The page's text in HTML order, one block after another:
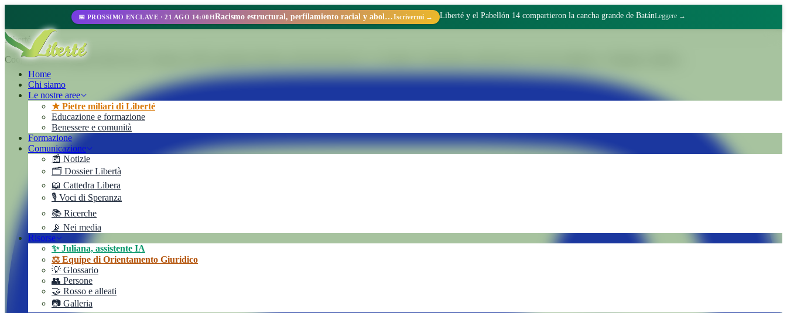
📅 PROSSIMO ENCLAVE · 21 AGO 14:00H Racismo estructural, perfilamiento racial y abolicionismo carcelario.Iscrivermi → Liberté y el Pabellón 14 compartieron la cancha grande de BatánLeggere →
Home
Chi siamo
Le nostre aree
★ Pietre miliari di Liberté
Educazione e formazione
Benessere e comunità
Formazione
Comunicazione
📰 Notizie
🗂️ Dossier Libertà
📖 Cattedra Libera
🎙️ Voci di Speranza
📚 Ricerche
📡 Nei media
Risorse
✨ Juliana, assistente IA
⚖️ Equipe di Orientamento Giuridico
💡 Glossario
👥 Persone
🤝 Rosso e alleati
📷 Galleria
Liberté
Cooperativa de Trabajo Liberté Ltda. Un'impresa 100% autogestita all'interno dell'Unità Penale N° 15 di Batán. Trasformiamo realtà attraverso il lavoro dignitoso e l'impegno collettivo.